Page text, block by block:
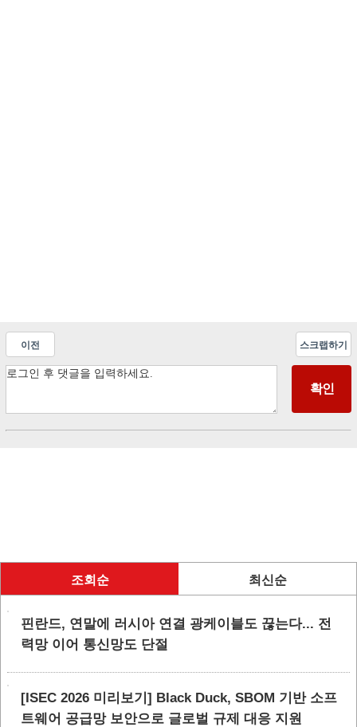
이전 스크랩하기
조회순 최신순
핀란드, 연말에 러시아 연결 광케이블도 끊는다... 전
력망 이어 통신망도 단절
[ISEC 2026 미리보기] Black Duck, SBOM 기반 소프
트웨어 공급망 보안으로 글로벌 규제 대응 지원